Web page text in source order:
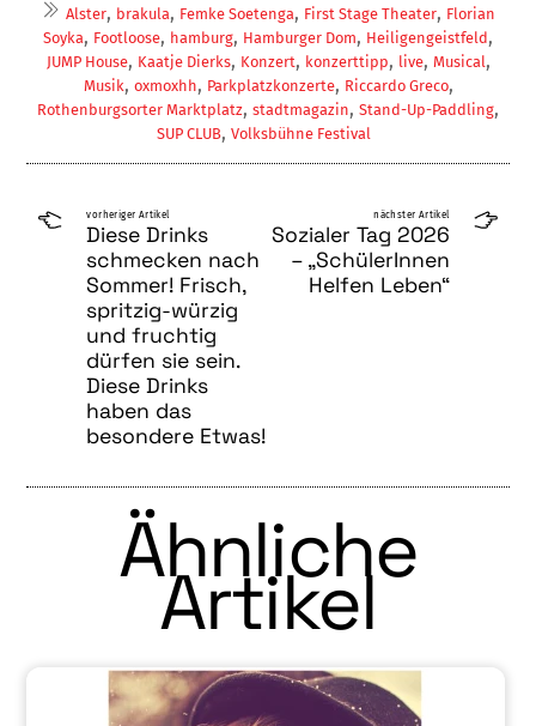
Alster, brakula, Femke Soetenga, First Stage Theater, Florian
Soyka, Footloose, hamburg, Hamburger Dom, Heiligengeistfeld,
JUMP House, Kaatje Dierks, Konzert, konzerttipp, live, Musical,
Musik, oxmoxhh, Parkplatzkonzerte, Riccardo Greco,
Rothenburgsorter Marktplatz, stadtmagazin, Stand-Up-Paddling,
SUP CLUB,Volksbühne Festival
vorheriger Artikel
Diese Drinks
schmecken nach
Sommer! Frisch,
spritzig-würzig
und fruchtig
dürfen sie sein.
Diese Drinks
haben das
besondere Etwas!
nächster Artikel
Sozialer Tag 2026
– „SchülerInnen
Helfen Leben“
Ähnliche
Artikel